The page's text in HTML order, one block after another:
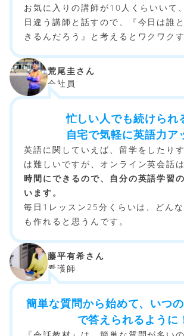
お気に入りの講師が10人くらいいて
日違う講師と話すので、『今日は誰
きるんだろう』と考えるとワクワク
荒尾圭さん
会社員
忙しい人でも続けられ
自宅で気軽に英語力ア
英語に関していえば、留学をしたり
は難しいですが、オンライン英会話は
時間にできるので、自分の英語学習
います。
毎日1レッスン25分くらいは、どん
も作れると思うんです。
藤平有希さん
看護師
簡単な質問から始めて、いつ
で答えられるように